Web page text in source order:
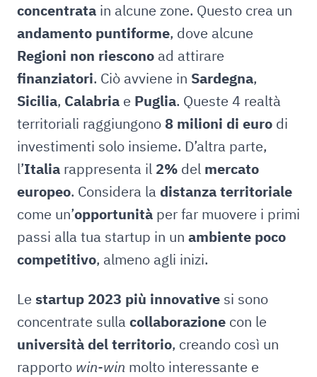
concentrata in alcune zone. Questo crea un
andamento puntiforme, dove alcune
Regioni non riescono ad attirare
finanziatori. Ciò avviene in Sardegna,
Sicilia, Calabria e Puglia. Queste 4 realtà
territoriali raggiungono8 milioni di euro di
investimenti solo insieme. D’altra parte,
l’Italia rappresenta il 2% del mercato
europeo. Considera la distanza territoriale
come un’opportunità per far muovere i primi
passi alla tua startup in un ambiente poco
competitivo, almeno agli inizi.
Le startup 2023 più innovative si sono
concentrate sulla collaborazione con le
università del territorio, creando così un
rapporto win-win molto interessante e